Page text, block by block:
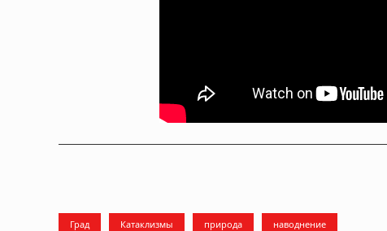
Град Катаклизмы природа наводнение